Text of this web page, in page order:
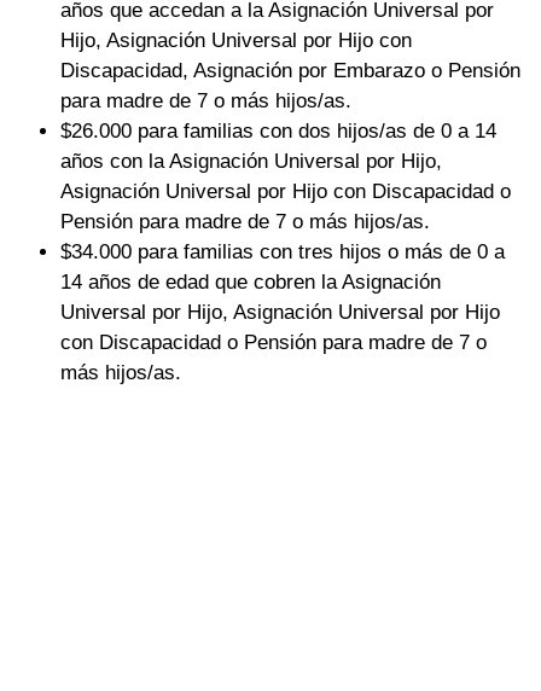
años que accedan a la Asignación Universal por
Hijo, Asignación Universal por Hijo con
Discapacidad, Asignación por Embarazo o Pensión
para madre de 7 o más hijos/as.
$26.000 para familias con dos hijos/as de 0 a 14
años con la Asignación Universal por Hijo,
Asignación Universal por Hijo con Discapacidad o
Pensión para madre de 7 o más hijos/as.
$34.000 para familias con tres hijos o más de 0 a
14 años de edad que cobren la Asignación
Universal por Hijo, Asignación Universal por Hijo
con Discapacidad o Pensión para madre de 7 o
más hijos/as.